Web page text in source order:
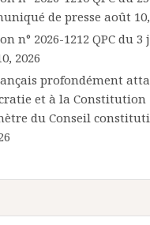
de presse août
n° 2026-1212 QPC du
2026
profondément
et à la Constitution
du Conseil